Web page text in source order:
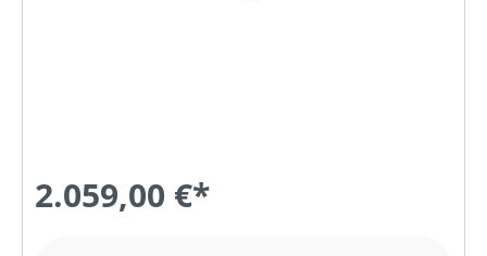
2.059,00 €*